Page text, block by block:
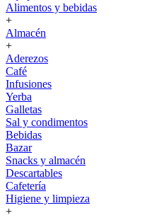
Alimentos y bebidas
+
Almacén
+
Aderezos
Café
Infusiones
Yerba
Galletas
Sal y condimentos
Bebidas
Bazar
Snacks y almacén
Descartables
Cafetería
Higiene y limpieza
+